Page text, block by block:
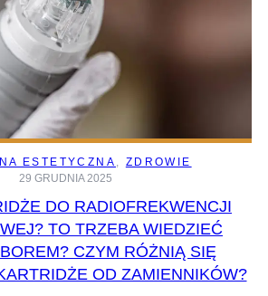
ESTETYCZNA , ZDROWIE
29 GRUDNIA 2025
DO RADIOFREKWENCJI
TO TRZEBA WIEDZIEĆ
CZYM RÓŻNIĄ SIĘ
OD ZAMIENNIKÓW?